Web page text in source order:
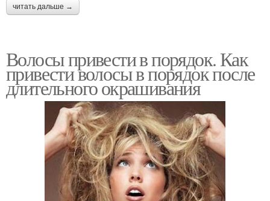
читать дальше →
Волосы привести в порядок. Как
привести волосы в порядок после
длительного окрашивания